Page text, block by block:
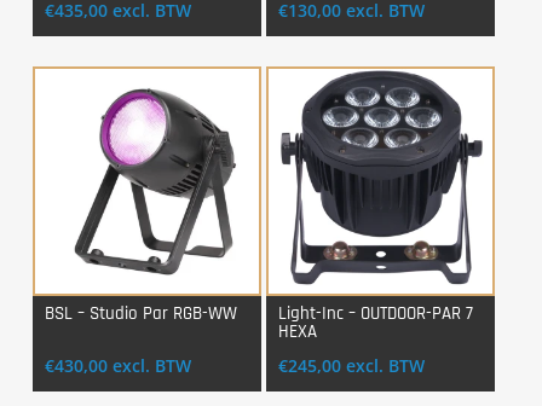
€435,00 excl. BTW €130,00 excl. BTW
BSL – Studio Par RGB-WW
€430,00 excl. BTW
Login Voor Aankoop
Light-Inc – OUTDOOR-PAR 7
HEXA
€245,00 excl. BTW